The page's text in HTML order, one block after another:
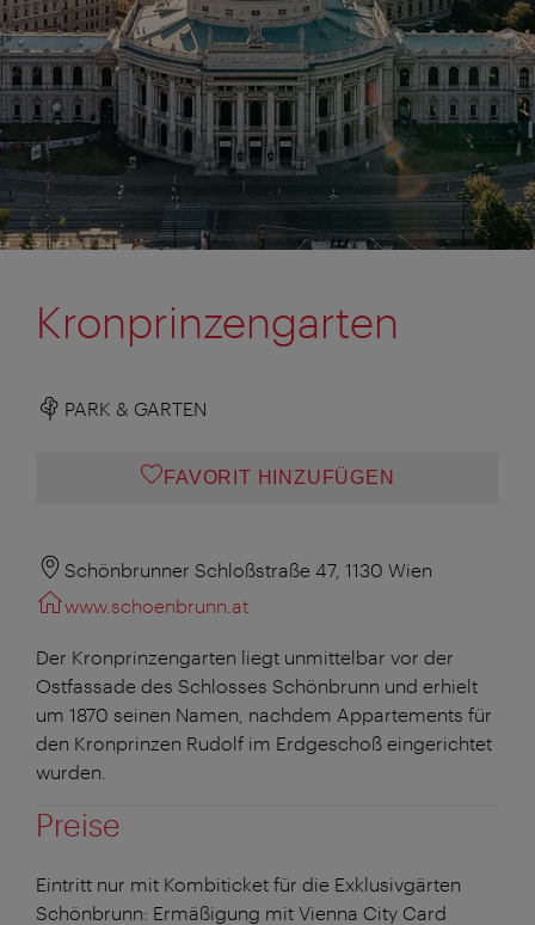
Kronprinzengarten
PARK & GARTEN
FAVORIT HINZUFÜGEN
Schönbrunner Schloßstraße 47, 1130 Wien
www.schoenbrunn.at
Der Kronprinzengarten liegt unmittelbar vor der
Ostfassade des Schlosses Schönbrunn und erhielt
um 1870 seinen Namen, nachdem Appartements für
den Kronprinzen Rudolf im Erdgeschoß eingerichtet
wurden.
Preise
Eintritt nur mit Kombiticket für die Exklusivgärten
Schönbrunn: Ermäßigung mit Vienna City Card